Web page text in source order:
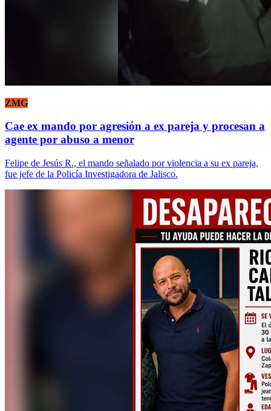
ZMG
Cae ex mando por agresión a ex pareja y procesan a
agente por abuso a menor
Felipe de Jesús R., el mando señalado por violencia a su ex pareja,
fue jefe de la Policía Investigadora de Jalisco.